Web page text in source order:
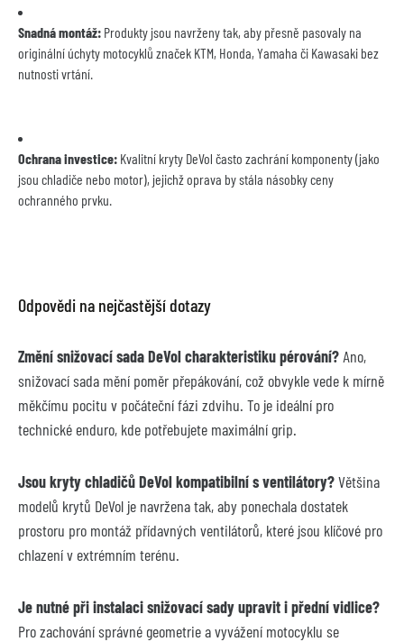
Snadná montáž: Produkty jsou navrženy tak, aby přesně pasovaly na
originální úchyty motocyklů značek KTM, Honda, Yamaha či Kawasaki bez
nutnosti vrtání.
Ochrana investice: Kvalitní kryty DeVol často zachrání komponenty (jako
jsou chladiče nebo motor), jejichž oprava by stála násobky ceny
ochranného prvku.
Odpovědi na nejčastější dotazy
Změní snižovací sada DeVol charakteristiku pérování? Ano,
snižovací sada mění poměr přepákování, což obvykle vede k mírně
měkčímu pocitu v počáteční fázi zdvihu. To je ideální pro
technické enduro, kde potřebujete maximální grip.
Jsou kryty chladičů DeVol kompatibilní s ventilátory? Většina
modelů krytů DeVol je navržena tak, aby ponechala dostatek
prostoru pro montáž přídavných ventilátorů, které jsou klíčové pro
chlazení v extrémním terénu.
Je nutné při instalaci snižovací sady upravit i přední vidlice?
Pro zachování správné geometrie a vyvážení motocyklu se